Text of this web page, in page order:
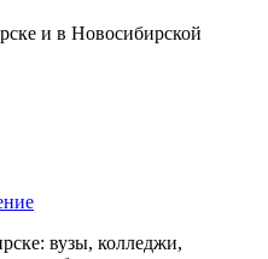
и в Новосибирской
вузы, колледжи,